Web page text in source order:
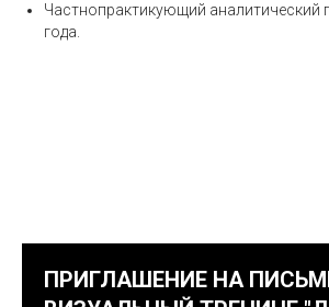
Частнопрактикующий аналитический
года.
ПРИГЛАШЕНИЕ НА